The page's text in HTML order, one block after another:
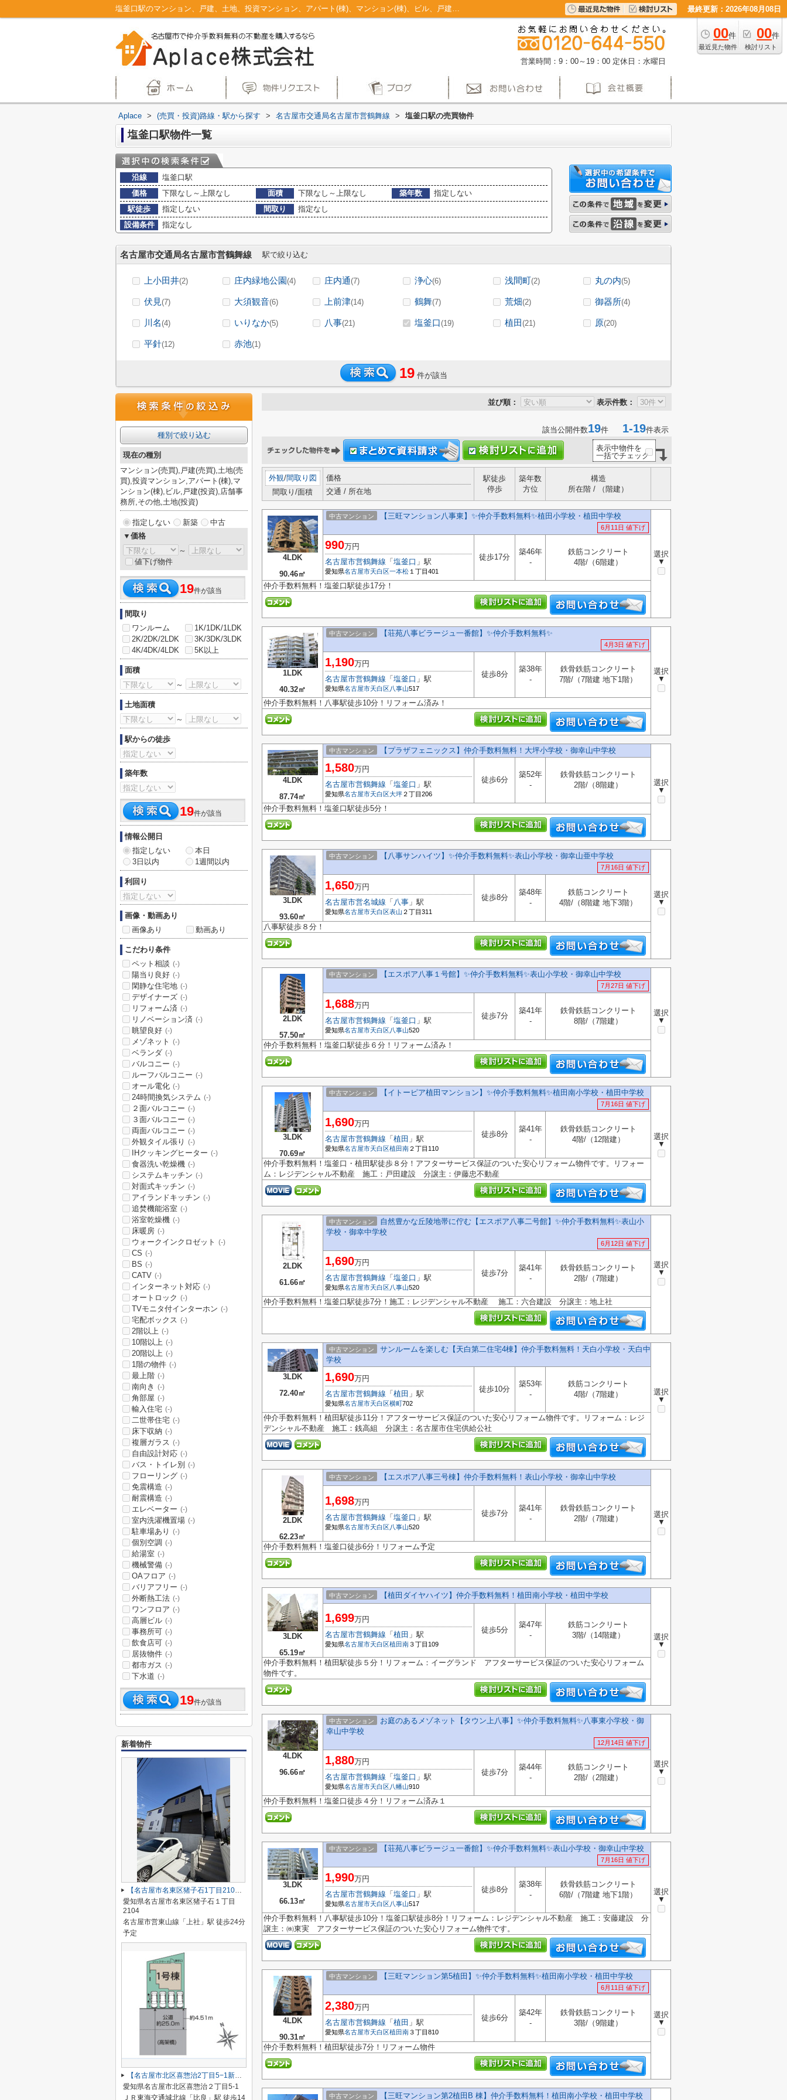
塩釜口駅のマンション、戸建、土地、投資マンション、アパート(棟)、マンション(棟)、ビル、戸建、店舗事務所、その他、土地一覧｜仲介手数料無料！名古屋市で新築戸建てを探すならAplace 最終更新：2026年08月08日
00件
最近見た物件
00件
検討リスト
営業時間：9：00～19：00 定休日：水曜日
Aplace > (売買・投資)路線・駅から探す > 名古屋市交通局名古屋市営鶴舞線 > 塩釜口駅の売買物件
塩釜口駅物件一覧
沿線
塩釜口駅
価格
下限なし～上限なし 面積 下限なし～上限なし 築年数
指定しない
駅徒歩
指定しない 間取り
指定なし
設備条件
指定なし
名古屋市交通局名古屋市営鶴舞線 駅で絞り込む
上小田井(2) 庄内緑地公園(4) 庄内通(7) 浄心(6) 浅間町(2) 丸の内(5)
伏見(7) 大須観音(6) 上前津(14) 鶴舞(7) 荒畑(2) 御器所(4)
川名(4) いりなか(5) 八事(21) 塩釜口(19) 植田(21) 原(20)
平針(12) 赤池(1)
19 件が該当
並び順： 表示件数：
該当公開件数19件 1-19件表示
表示中物件を
一括でチェック
外観/間取り図
間取り/面積
価格
交通 / 所在地
駅徒歩
停歩
築年数
方位
構造
所在階 / （階建）
4LDK
90.46㎡
中古マンション 【三旺マンション八事東】✨️仲介手数料無料✨️植田小学校・植田中学校
6月11日 値下げ
選択
▼
990万円
名古屋市営鶴舞線 「 塩釜口 」駅
愛知県名古屋市天白区一本松 １丁目401
徒歩17分
築46年
-
鉄筋コンクリート
4階/（6階建）
仲介手数料無料！塩釜口駅徒歩17分！
1LDK
40.32㎡
中古マンション 【荘苑八事ビラージュ一番館】✨️仲介手数料無料✨️
4月3日 値下げ
選択
▼
1,190万円
名古屋市営鶴舞線 「 塩釜口 」駅
愛知県名古屋市天白区八事山517
徒歩8分
築38年
-
鉄骨鉄筋コンクリート
7階/（7階建 地下1階）
仲介手数料無料！八事駅徒歩10分！リフォーム済み！
4LDK
87.74㎡
中古マンション 【プラザフェニックス】仲介手数料無料！大坪小学校・御幸山中学校
選択
▼
1,580万円
名古屋市営鶴舞線 「 塩釜口 」駅
愛知県名古屋市天白区大坪 ２丁目206
徒歩6分
築52年
-
鉄骨鉄筋コンクリート
2階/（8階建）
仲介手数料無料！塩釜口駅徒歩5分！
3LDK
93.60㎡
中古マンション 【八事サンハイツ】✨️仲介手数料無料✨️表山小学校・御幸山亜中学校
7月16日 値下げ
選択
▼
1,650万円
名古屋市営名城線 「 八事 」駅
愛知県名古屋市天白区表山 ２丁目311
徒歩8分
築48年
-
鉄筋コンクリート
4階/（8階建 地下3階）
八事駅徒歩８分！
2LDK
57.50㎡
中古マンション 【エスポア八事１号館】✨️仲介手数料無料✨️表山小学校・御幸山中学校
7月27日 値下げ
選択
▼
1,688万円
名古屋市営鶴舞線 「 塩釜口 」駅
愛知県名古屋市天白区八事山520
徒歩7分
築41年
-
鉄骨鉄筋コンクリート
8階/（7階建）
仲介手数料無料！塩釜口駅徒歩６分！リフォーム済み！
3LDK
70.69㎡
中古マンション 【イトーピア植田マンション】✨️仲介手数料無料✨️植田南小学校・植田中学校
7月16日 値下げ
選択
▼
1,690万円
名古屋市営鶴舞線 「 植田 」駅
愛知県名古屋市天白区植田南 ２丁目110
徒歩8分
築41年
-
鉄骨鉄筋コンクリート
4階/（12階建）
仲介手数料無料！塩釜口・植田駅徒歩８分！アフターサービス保証のついた安心リフォーム物件です。リフォー
ム：レジデンシャル不動産 施工：戸田建設 分譲主：伊藤忠不動産
2LDK
61.66㎡
中古マンション
自然豊かな丘陵地帯に佇む【エスポア八事二号館】✨️仲介手数料無料✨️表山小
学校・御幸中学校
6月12日 値下げ
選択
▼
1,690万円
名古屋市営鶴舞線 「 塩釜口 」駅
愛知県名古屋市天白区八事山520
徒歩7分
築41年
-
鉄骨鉄筋コンクリート
2階/（7階建）
仲介手数料無料！塩釜口駅徒歩7分！施工：レジデンシャル不動産 施工：六合建設 分譲主：地上社
3LDK
72.40㎡
中古マンション
サンルームを楽しむ【天白第二住宅4棟】仲介手数料無料！天白小学校・天白中
学校
選択
▼
1,690万円
名古屋市営鶴舞線 「 植田 」駅
愛知県名古屋市天白区横町702
徒歩10分
築53年
-
鉄筋コンクリート
4階/（7階建）
仲介手数料無料！植田駅徒歩11分！アフターサービス保証のついた安心リフォーム物件です。リフォーム：レジ
デンシャル不動産 施工：銭高組 分譲主：名古屋市住宅供給公社
2LDK
62.23㎡
中古マンション 【エスポア八事三号棟】仲介手数料無料！表山小学校・御幸山中学校
選択
▼
1,698万円
名古屋市営鶴舞線 「 塩釜口 」駅
愛知県名古屋市天白区八事山520
徒歩7分
築41年
-
鉄骨鉄筋コンクリート
2階/（7階建）
仲介手数料無料！塩釜口徒歩6分！リフォーム予定
3LDK
65.19㎡
中古マンション 【植田ダイヤハイツ】仲介手数料無料！植田南小学校・植田中学校
選択
▼
1,699万円
名古屋市営鶴舞線 「 植田 」駅
愛知県名古屋市天白区植田南３丁目109
徒歩5分
築47年
-
鉄筋コンクリート
3階/（14階建）
仲介手数料無料！植田駅徒歩５分！リフォーム：イーグランド アフターサービス保証のついた安心リフォーム
物件です。
4LDK
96.66㎡
中古マンション
お庭のあるメゾネット【タウン上八事】✨️仲介手数料無料✨️八事東小学校・御
幸山中学校
12月14日 値下げ
選択
▼
1,880万円
名古屋市営鶴舞線 「 塩釜口 」駅
愛知県名古屋市天白区八幡山910
徒歩7分
築44年
-
鉄筋コンクリート
2階/（2階建）
仲介手数料無料！塩釜口徒歩４分！リフォーム済み１
3LDK
66.13㎡
中古マンション 【荘苑八事ビラージュ一番館】✨️仲介手数料無料✨️表山小学校・御幸山中学校
7月16日 値下げ
選択
▼
1,990万円
名古屋市営鶴舞線 「 塩釜口 」駅
愛知県名古屋市天白区八事山517
徒歩8分
築38年
-
鉄骨鉄筋コンクリート
6階/（7階建 地下1階）
仲介手数料無料！八事駅徒歩10分！塩釜口駅徒歩8分！リフォーム：レジデンシャル不動産 施工：安藤建設 分
譲主：㈱東実 アフターサービス保証のついた安心リフォーム物件です。
4LDK
90.31㎡
中古マンション 【三旺マンション第5植田】✨️仲介手数料無料✨️植田南小学校・植田中学校
6月11日 値下げ
選択
▼
2,380万円
名古屋市営鶴舞線 「 植田 」駅
愛知県名古屋市天白区植田南３丁目810
徒歩6分
築42年
-
鉄骨鉄筋コンクリート
3階/（9階建）
仲介手数料無料！植田駅徒歩7分！リフォーム物件
中古マンション 【三旺マンション第2植田B 棟】仲介手数料無料！植田南小学校・植田中学校
種別で絞り込む
現在の種別
マンション(売買),戸建(売買),土地(売
買),投資マンション,アパート(棟),マ
ンション(棟),ビル,戸建(投資),店舗事
務所,その他,土地(投資)
指定しない 新築
中古
▼価格
～
値下げ物件
19件が該当
間取り
ワンルーム
1K/1DK/1LDK
2K/2DK/2LDK
3K/3DK/3LDK
4K/4DK/4LDK
5K以上
面積
～
土地面積
～
駅からの徒歩
築年数
19件が該当
情報公開日
指定しない
本日
3日以内
1週間以内
利回り
画像・動画あり
画像あり
動画あり
こだわり条件
ペット相談 (-)
陽当り良好 (-)
閑静な住宅地 (-)
デザイナーズ (-)
リフォーム済 (-)
リノベーション済 (-)
眺望良好 (-)
メゾネット (-)
ベランダ (-)
バルコニー (-)
ルーフバルコニー (-)
オール電化 (-)
24時間換気システム (-)
２面バルコニー (-)
３面バルコニー (-)
両面バルコニー (-)
外観タイル張り (-)
IHクッキングヒーター (-)
食器洗い乾燥機 (-)
システムキッチン (-)
対面式キッチン (-)
アイランドキッチン (-)
追焚機能浴室 (-)
浴室乾燥機 (-)
床暖房 (-)
ウォークインクロゼット (-)
CS (-)
BS (-)
CATV (-)
インターネット対応 (-)
オートロック (-)
TVモニタ付インターホン (-)
宅配ボックス (-)
2階以上 (-)
10階以上 (-)
20階以上 (-)
1階の物件 (-)
最上階 (-)
南向き (-)
角部屋 (-)
輸入住宅 (-)
二世帯住宅 (-)
床下収納 (-)
複層ガラス (-)
自由設計対応 (-)
バス・トイレ別 (-)
フローリング (-)
免震構造 (-)
耐震構造 (-)
エレベーター (-)
室内洗濯機置場 (-)
駐車場あり (-)
個別空調 (-)
給湯室 (-)
機械警備 (-)
OAフロア (-)
バリアフリー (-)
外断熱工法 (-)
ワンフロア (-)
高層ビル (-)
事務所可 (-)
飲食店可 (-)
居抜物件 (-)
都市ガス (-)
下水道 (-)
19件が該当
新着物件
【名古屋市名東区猪子石1丁目2104新築戸建2号棟】✨️仲介手数料無料✨️猪子石小学校・猪高中学校
愛知県名古屋市名東区猪子石１丁目
2104
名古屋市営東山線「上社」駅 徒歩24分
予定
【名古屋市北区喜惣治2丁目5−1新築戸建】仲介手数料無料！楠西小学校・楠中学校
愛知県名古屋市北区喜惣治２丁目5-1
ＪＲ東海交通城北線「比良」駅 徒歩14